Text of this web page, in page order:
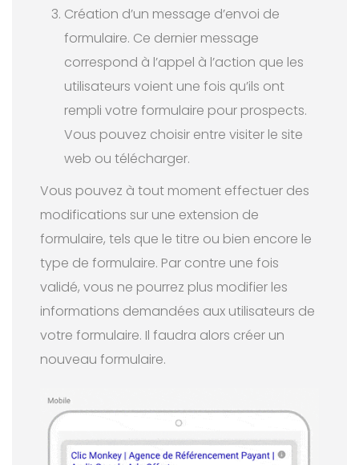
Création d’un message d’envoi de
formulaire. Ce dernier message
correspond à l’appel à l’action que les
utilisateurs voient une fois qu’ils ont
rempli votre formulaire pour prospects.
Vous pouvez choisir entre visiter le site
web ou télécharger.
Vous pouvez à tout moment effectuer des
modifications sur une extension de
formulaire, tels que le titre ou bien encore le
type de formulaire. Par contre une fois
validé, vous ne pourrez plus modifier les
informations demandées aux utilisateurs de
votre formulaire. Il faudra alors créer un
nouveau formulaire.